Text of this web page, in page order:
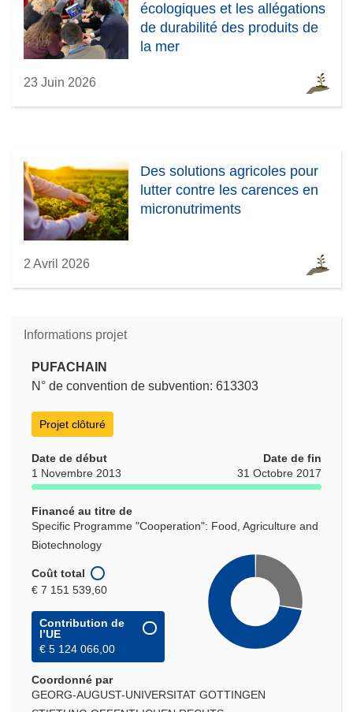
écologiques et les allégations
de durabilité des produits de
la mer
23 Juin 2026
Des solutions agricoles pour
lutter contre les carences en
micronutriments
2 Avril 2026
Informations projet
PUFACHAIN
N° de convention de subvention: 613303
Projet clôturé
Date de début
1 Novembre 2013
Date de fin
31 Octobre 2017
Financé au titre de
Specific Programme "Cooperation": Food, Agriculture and
Biotechnology
Coût total
€ 7 151 539,60
Contribution de
l’UE
€ 5 124 066,00
Coordonné par
GEORG-AUGUST-UNIVERSITAT GOTTINGEN